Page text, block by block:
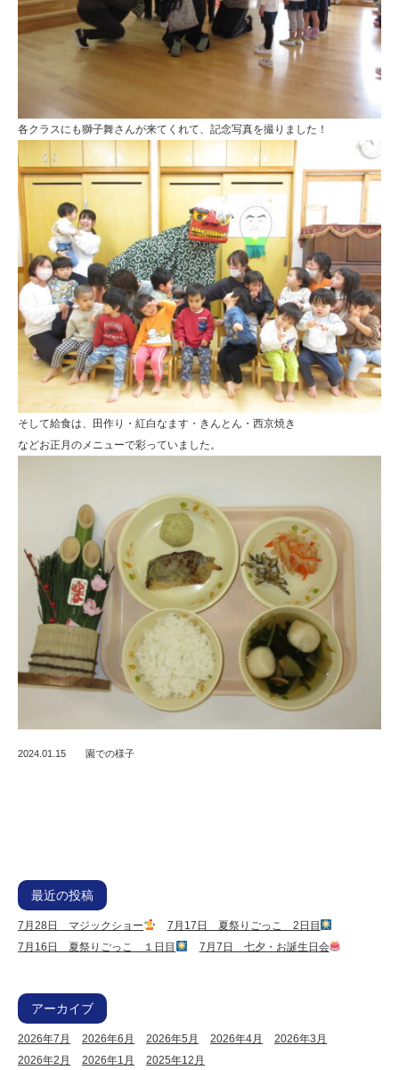
各クラスにも獅子舞さんが来てくれて、記念写真を撮りました！
そして給食は、田作り・紅白なます・きんとん・西京焼き
などお正月のメニューで彩っていました。
2024.01.15 園での様子
最近の投稿
7月28日 マジックショー
7月17日 夏祭りごっこ 2日目
7月16日 夏祭りごっこ １日目
7月7日 七夕・お誕生日会
アーカイブ
2026年7月 2026年6月 2026年5月 2026年4月
2026年3月
2026年2月
2026年1月 2025年12月